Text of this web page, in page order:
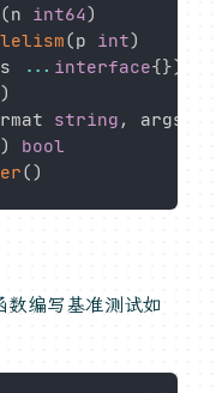
(n int64)
(p int)
... interface{})
)
string , args
)
bool
()
数编写基准测试如